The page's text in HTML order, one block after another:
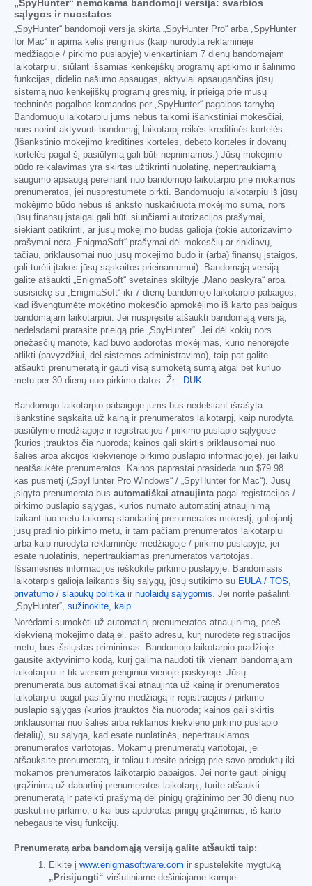
„SpyHunter“ nemokama bandomoji versija: svarbios
sąlygos ir nuostatos
„SpyHunter“ bandomoji versija skirta „SpyHunter Pro“ arba „SpyHunter
for Mac“ ir apima kelis įrenginius (kaip nurodyta reklaminėje
medžiagoje / pirkimo puslapyje) vienkartiniam 7 dienų bandomajam
laikotarpiui, siūlant išsamias kenkėjiškų programų aptikimo ir šalinimo
funkcijas, didelio našumo apsaugas, aktyviai apsaugančias jūsų
sistemą nuo kenkėjiškų programų grėsmių, ir prieigą prie mūsų
techninės pagalbos komandos per „SpyHunter“ pagalbos tarnybą.
Bandomuoju laikotarpiu jums nebus taikomi išankstiniai mokesčiai,
nors norint aktyvuoti bandomąjį laikotarpį reikės kreditinės kortelės.
(Išankstinio mokėjimo kreditinės kortelės, debeto kortelės ir dovanų
kortelės pagal šį pasiūlymą gali būti nepriimamos.) Jūsų mokėjimo
būdo reikalavimas yra skirtas užtikrinti nuolatinę, nepertraukiamą
saugumo apsaugą pereinant nuo bandomojo laikotarpio prie mokamos
prenumeratos, jei nuspręstumėte pirkti. Bandomuoju laikotarpiu iš jūsų
mokėjimo būdo nebus iš anksto nuskaičiuota mokėjimo suma, nors
jūsų finansų įstaigai gali būti siunčiami autorizacijos prašymai,
siekiant patikrinti, ar jūsų mokėjimo būdas galioja (tokie autorizavimo
prašymai nėra „EnigmaSoft“ prašymai dėl mokesčių ar rinkliavų,
tačiau, priklausomai nuo jūsų mokėjimo būdo ir (arba) finansų įstaigos,
gali turėti įtakos jūsų sąskaitos prieinamumui). Bandomąją versiją
galite atšaukti „EnigmaSoft“ svetainės skiltyje „Mano paskyra“ arba
susisiekę su „EnigmaSoft“ iki 7 dienų bandomojo laikotarpio pabaigos,
kad išvengtumėte mokėtino mokesčio apmokėjimo iš karto pasibaigus
bandomajam laikotarpiui. Jei nuspręsite atšaukti bandomąją versiją,
nedelsdami prarasite prieigą prie „SpyHunter“. Jei dėl kokių nors
priežasčių manote, kad buvo apdorotas mokėjimas, kurio nenorėjote
atlikti (pavyzdžiui, dėl sistemos administravimo), taip pat galite
atšaukti prenumeratą ir gauti visą sumokėtą sumą atgal bet kuriuo
metu per 30 dienų nuo pirkimo datos. Žr . DUK.
Bandomojo laikotarpio pabaigoje jums bus nedelsiant išrašyta
išankstinė sąskaita už kainą ir prenumeratos laikotarpį, kaip nurodyta
pasiūlymo medžiagoje ir registracijos / pirkimo puslapio sąlygose
(kurios įtrauktos čia nuoroda; kainos gali skirtis priklausomai nuo
šalies arba akcijos kiekvienoje pirkimo puslapio informacijoje), jei laiku
neatšaukėte prenumeratos. Kainos paprastai prasideda nuo $79.98
kas pusmetį („SpyHunter Pro Windows“ / „SpyHunter for Mac“). Jūsų
įsigyta prenumerata bus automatiškai atnaujintapagal registracijos /
pirkimo puslapio sąlygas, kurios numato automatinį atnaujinimą
taikant tuo metu taikomą standartinį prenumeratos mokestį, galiojantį
jūsų pradinio pirkimo metu, ir tam pačiam prenumeratos laikotarpiui
arba kaip nurodyta reklaminėje medžiagoje / pirkimo puslapyje, jei
esate nuolatinis, nepertraukiamas prenumeratos vartotojas.
Išsamesnės informacijos ieškokite pirkimo puslapyje. Bandomasis
laikotarpis galioja laikantis šių sąlygų, jūsų sutikimo su EULA / TOS,
privatumo / slapukų politikair nuolaidų sąlygomis. Jei norite pašalinti
„SpyHunter“, sužinokite, kaip.
Norėdami sumokėti už automatinį prenumeratos atnaujinimą, prieš
kiekvieną mokėjimo datą el. pašto adresu, kurį nurodėte registracijos
metu, bus išsiųstas priminimas. Bandomojo laikotarpio pradžioje
gausite aktyvinimo kodą, kurį galima naudoti tik vienam bandomajam
laikotarpiui ir tik vienam įrenginiui vienoje paskyroje. Jūsų
prenumerata bus automatiškai atnaujinta už kainą ir prenumeratos
laikotarpiui pagal pasiūlymo medžiagą ir registracijos / pirkimo
puslapio sąlygas (kurios įtrauktos čia nuoroda; kainos gali skirtis
priklausomai nuo šalies arba reklamos kiekvieno pirkimo puslapio
detalių), su sąlyga, kad esate nuolatinės, nepertraukiamos
prenumeratos vartotojas. Mokamų prenumeratų vartotojai, jei
atšauksite prenumeratą, ir toliau turėsite prieigą prie savo produktų iki
mokamos prenumeratos laikotarpio pabaigos. Jei norite gauti pinigų
grąžinimą už dabartinį prenumeratos laikotarpį, turite atšaukti
prenumeratą ir pateikti prašymą dėl pinigų grąžinimo per 30 dienų nuo
paskutinio pirkimo, o kai bus apdorotas pinigų grąžinimas, iš karto
nebegausite visų funkcijų.
Prenumeratą arba bandomąją versiją galite atšaukti taip:
Eikite į www.enigmasoftware.com ir spustelėkite mygtuką
„Prisijungti“ viršutiniame dešiniajame kampe.